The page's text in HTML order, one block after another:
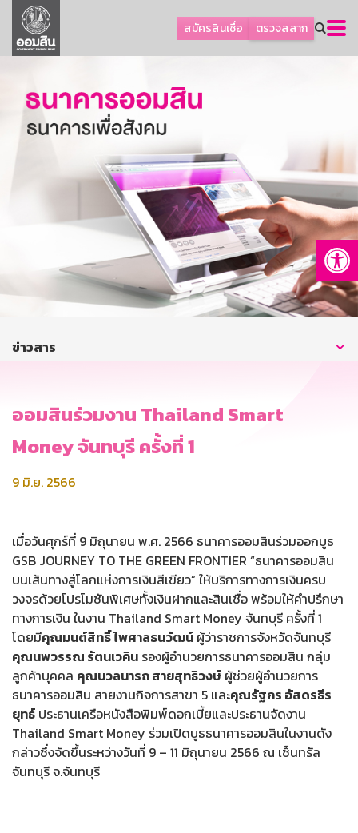
สมัครสินเชื่อ ตรวจสลาก
ลูกค้าธุรกิจ
ลูกค้าผู้ประกอบรายย่อย
ออมเพื่อสุข
เกี่ยวกับธนาคาร
การพัฒนาที่ยั่งยืน
บริการทางการเงิน
ติดต่อเรา
บริการออนไลน์
ข่าวสาร
ออมสินร่วมงาน Thailand Smart
Money จันทบุรี ครั้งที่ 1
9 มิ.ย. 2566
เมื่อวันศุกร์ที่ 9 มิถุนายน พ.ศ. 2566 ธนาคารออมสินร่วมออกบูธ
GSB JOURNEY TO THE GREEN FRONTIER “ธนาคารออมสิน
บนเส้นทางสู่โลกแห่งการเงินสีเขียว” ให้บริการทางการเงินครบ
วงจรด้วยโปรโมชันพิเศษทั้งเงินฝากและสินเชื่อ พร้อมให้คำปรึกษา
ทางการเงิน ในงาน Thailand Smart Money จันทบุรี ครั้งที่ 1
โดยมีคุณมนต์สิทธิ์ ไพศาลธนวัฒน์ ผู้ว่าราชการจังหวัดจันทบุรี
คุณนพวรรณ รัตนเวคิน รองผู้อำนวยการธนาคารออมสิน กลุ่ม
ลูกค้าบุคคล คุณนวลนารถ สายสุทธิวงษ์ ผู้ช่วยผู้อำนวยการ
ธนาคารออมสิน สายงานกิจการสาขา 5 และคุณรัฐกร อัสดรธีร
ยุทธ์ ประธานเครือหนังสือพิมพ์ดอกเบี้ยและประธานจัดงาน
Thailand Smart Money ร่วมเปิดบูธธนาคารออมสินในงานดัง
กล่าวซึ่งจัดขึ้นระหว่างวันที่ 9 – 11 มิถุนายน 2566 ณ เซ็นทรัล
จันทบุรี จ.จันทบุรี